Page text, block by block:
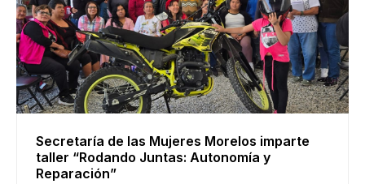
Secretaría de las Mujeres Morelos imparte
taller “Rodando Juntas: Autonomía y
Reparación”